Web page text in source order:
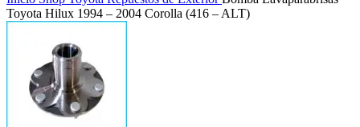
Toyota Hilux 1994 – 2004 Corolla (416 – ALT)